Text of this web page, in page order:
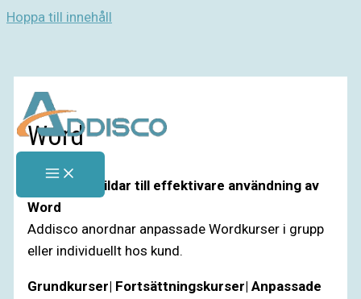
Hoppa till innehåll
Word
Addisco utbildar till effektivare användning av
Word
Addisco anordnar anpassade Wordkurser i grupp
eller individuellt hos kund.
Grundkurser| Fortsättningskurser| Anpassade